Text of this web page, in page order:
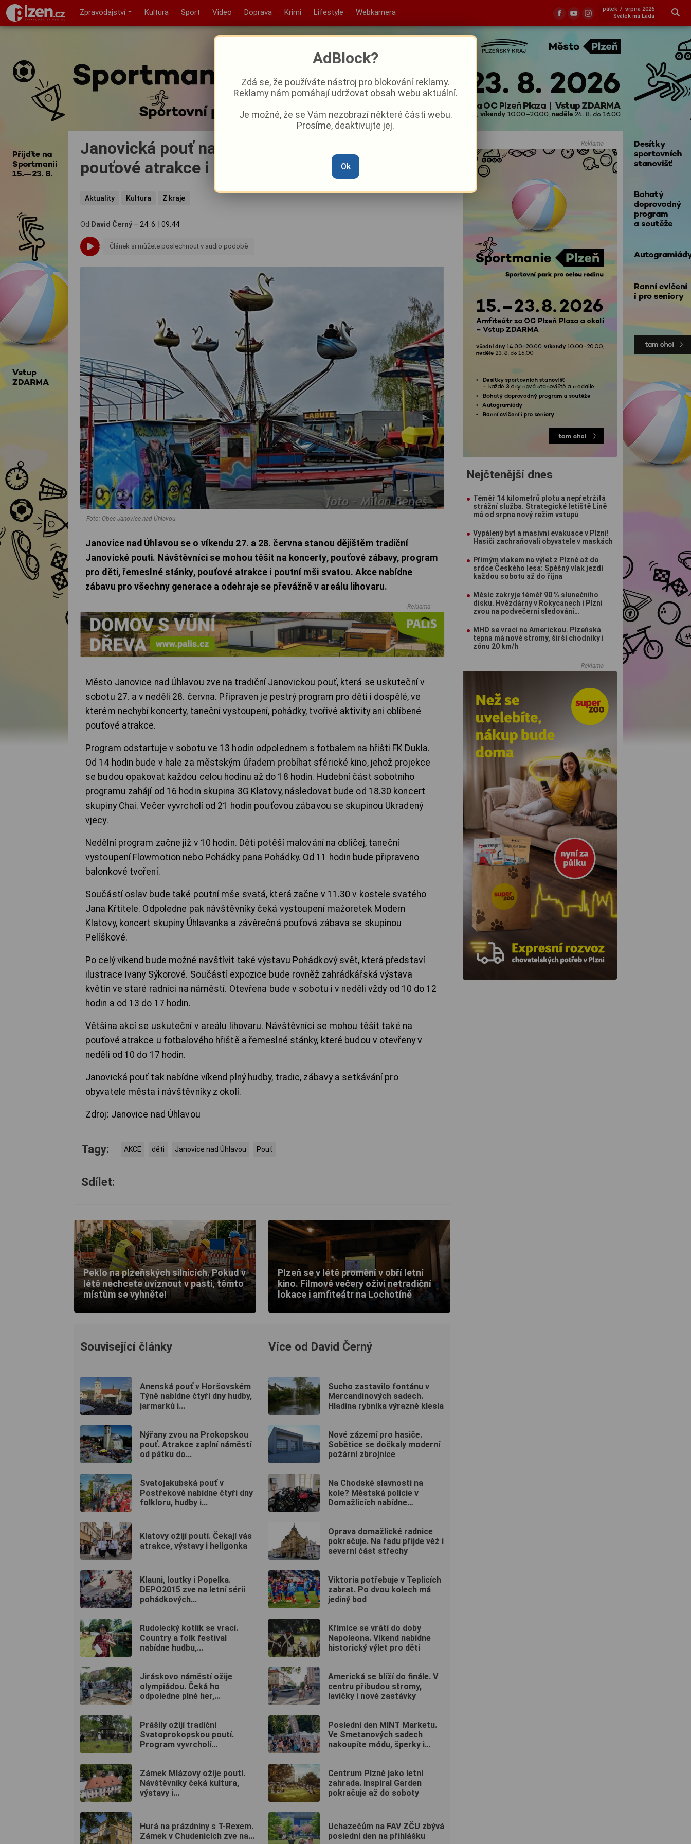
Zpravodajství Kultura Sport Video Doprava Krimi Lifestyle Webkamera
pátek 7. srpna 2026
Svátek má Lada
Janovická pouť nabídne koncerty, pohádky,
pouťové atrakce i mši svatou
Aktuality Kultura Z kraje
Od David Černý – 24. 6. 09:44
Článek si můžete poslechnout v audio podobě
Foto: Obec Janovice nad Úhlavou
Janovice nad Úhlavou se o víkendu 27. a 28. června stanou dějištěm tradiční
Janovické pouti. Návštěvníci se mohou těšit na koncerty, pouťové zábavy, program
pro děti, řemeslné stánky, pouťové atrakce i poutní mši svatou. Akce nabídne
zábavu pro všechny generace a odehraje se převážně v areálu lihovaru.
Reklama
Město Janovice nad Úhlavou zve na tradiční Janovickou pouť, která se uskuteční v
sobotu 27. a v neděli 28. června. Připraven je pestrý program pro děti i dospělé, ve
kterém nechybí koncerty, taneční vystoupení, pohádky, tvořivé aktivity ani oblíbené
pouťové atrakce.
Program odstartuje v sobotu ve 13 hodin odpolednem s fotbalem na hřišti FK Dukla.
Od 14 hodin bude v hale za městským úřadem probíhat sférické kino, jehož projekce
se budou opakovat každou celou hodinu až do 18 hodin. Hudební část sobotního
programu zahájí od 16 hodin skupina 3G Klatovy, následovat bude od 18.30 koncert
skupiny Chai. Večer vyvrcholí od 21 hodin pouťovou zábavou se skupinou Ukradený
vjecy.
Nedělní program začne již v 10 hodin. Děti potěší malování na obličej, taneční
vystoupení Flowmotion nebo Pohádky pana Pohádky. Od 11 hodin bude připraveno
balonkové tvoření.
Součástí oslav bude také poutní mše svatá, která začne v 11.30 v kostele svatého
Jana Křtitele. Odpoledne pak návštěvníky čeká vystoupení mažoretek Modern
Klatovy, koncert skupiny Úhlavanka a závěrečná pouťová zábava se skupinou
Pelíškové.
Po celý víkend bude možné navštívit také výstavu Pohádkový svět, která představí
ilustrace Ivany Sýkorové. Součástí expozice bude rovněž zahrádkářská výstava
květin ve staré radnici na náměstí. Otevřena bude v sobotu i v neděli vždy od 10 do 12
hodin a od 13 do 17 hodin.
Většina akcí se uskuteční v areálu lihovaru. Návštěvníci se mohou těšit také na
pouťové atrakce u fotbalového hřiště a řemeslné stánky, které budou v otevřeny v
neděli od 10 do 17 hodin.
Janovická pouť tak nabídne víkend plný hudby, tradic, zábavy a setkávání pro
obyvatele města i návštěvníky z okolí.
Zdroj: Janovice nad Úhlavou
Tagy: AKCE děti Janovice nad Úhlavou Pouť
Sdílet:
Peklo na plzeňských silnicích. Pokud v
létě nechcete uvíznout v pasti, těmto
místům se vyhněte!
Plzeň se v létě promění v obří letní
kino. Filmové večery oživí netradiční
lokace i amfiteátr na Lochotíně
Související články
Anenská pouť v Horšovském
Týně nabídne čtyři dny hudby,
jarmarků i...
Nýřany zvou na Prokopskou
pouť. Atrakce zaplní náměstí
od pátku do...
Svatojakubská pouť v
Postřekově nabídne čtyři dny
folkloru, hudby i...
Klatovy ožijí poutí. Čekají vás
atrakce, výstavy i heligonka
Klauni, loutky i Popelka.
DEPO2015 zve na letní sérii
pohádkových...
Rudolecký kotlík se vrací.
Country a folk festival
nabídne hudbu,...
Jiráskovo náměstí ožije
olympiádou. Čeká ho
odpoledne plné her,...
Prášily ožijí tradiční
Svatoprokopskou poutí.
Program vyvrcholí...
Zámek Mlázovy ožije poutí.
Návštěvníky čeká kultura,
výstavy i...
Hurá na prázdniny s T-Rexem.
Zámek v Chudenicích zve na...
Více od David Černý
Sucho zastavilo fontánu v
Mercandinových sadech.
Hladina rybníka výrazně klesla
Nové zázemí pro hasiče.
Sobětice se dočkaly moderní
požární zbrojnice
Na Chodské slavnosti na
kole? Městská policie v
Domažlicích nabídne
Oprava domažlické radnice
pokračuje. Na řadu přijde věž i
severní část střechy
Viktoria potřebuje v Teplicích
zabrat. Po dvou kolech má
jediný bod
Křimice se vrátí do doby
Napoleona. Víkend nabídne
historický výlet pro děti
Americká se blíží do finále. V
centru přibudou stromy,
lavičky i nové zastávky
Poslední den MINT Marketu.
Ve Smetanových sadech
nakoupíte módu, šperky i
Centrum Plzně jako letní
zahrada. Inspiral Garden
pokračuje až do soboty
Uchazečům na FAV ZČU zbývá
poslední den na přihlášku
Reklama
Nejčtenější dnes
Téměř 14 kilometrů plotu a nepřetržitá
strážní služba. Strategické letiště Líně
má od srpna nový režim vstupů
Vypálený byt a masivní evakuace v Plzni!
Hasiči zachraňovali obyvatele v maskách
Přímým vlakem na výlet z Plzně až do
srdce Českého lesa: Spěšný vlak jezdí
každou sobotu až do října
Měsíc zakryje téměř 90 % slunečního
disku. Hvězdárny v Rokycanech i Plzni
zvou na podvečerní sledování
MHD se vrací na Americkou. Plzeňská
tepna má nové stromy, širší chodníky i
zónu 20 km/h
Reklama
AdBlock?
Zdá se, že používáte nástroj pro blokování reklamy.
Reklamy nám pomáhají udržovat obsah webu aktuální.
Je možné, že se Vám nezobrazí některé části webu.
Prosíme, deaktivujte jej.
Ok